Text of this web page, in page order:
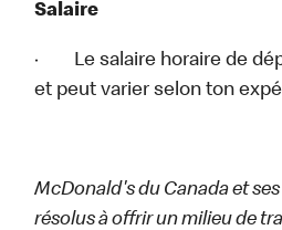
Salaire
· Le salaire horaire de
et peut varier selon ton
McDonald's du Canada et ses
résolus à offrir un milieu de